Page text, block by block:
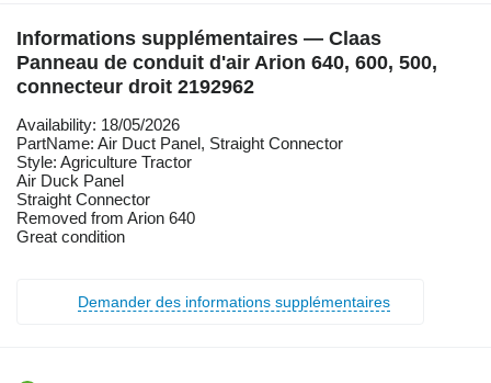
Informations supplémentaires — Claas
Panneau de conduit d'air Arion 640, 600, 500,
connecteur droit 2192962
Availability: 18/05/2026
PartName: Air Duct Panel, Straight Connector
Style: Agriculture Tractor
Air Duck Panel
Straight Connector
Removed from Arion 640
Great condition
Demander des informations supplémentaires